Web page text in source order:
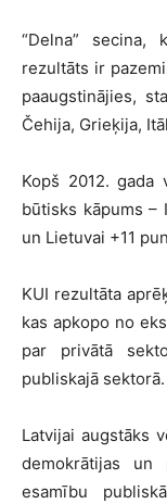
“Delna”
rezultāts ir
paaugstinājies,
Čehija, Grieķija,
Kopš 2012. gada
būtisks kāpums –
un Lietuvai +11
KUI rezultāta
kas apkopo no
par privātā
publiskajā sektorā.
Latvijai augstāks
demokrātijas un
esamību